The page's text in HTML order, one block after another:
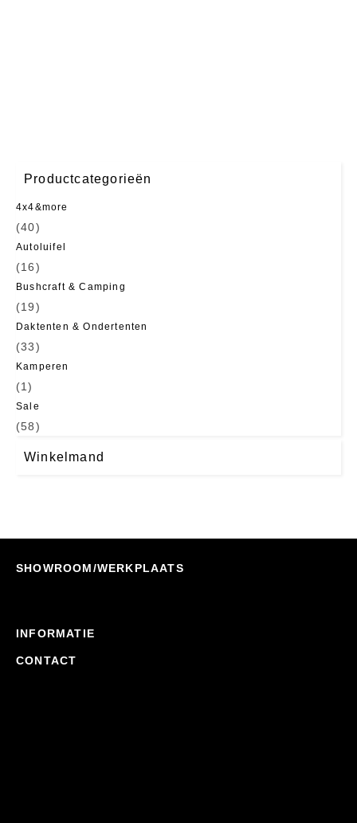
Productcategorieën
4x4&more
(40)
Autoluifel
(16)
Bushcraft & Camping
(19)
Daktenten & Ondertenten
(33)
Kamperen
(1)
Sale
(58)
Winkelmand
SHOWROOM/WERKPLAATS
INFORMATIE
CONTACT